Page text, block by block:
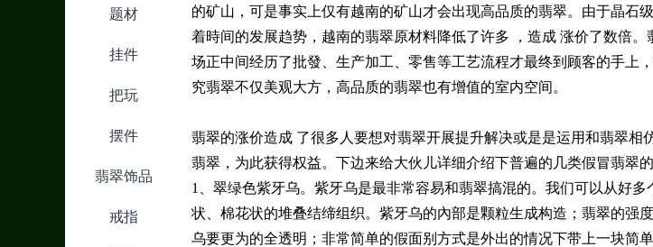
题材
挂件
把玩
摆件
翡翠饰品
戒指
的矿山，可是事实上仅有越南的矿山才会出现高品质的翡翠。由于晶石
着時间的发展趋势，越南的翡翠原材料降低了许多 ，造成 涨价了数倍
场正中间经历了批發、生产加工、零售等工艺流程才最终到顾客的手上
究翡翠不仅美观大方，高品质的翡翠也有增值的室内空间。
翡翠的涨价造成 了很多人要想对翡翠开展提升解决或是是运用和翡翠相
翡翠，为此获得权益。下边来给大伙儿详细介绍下普遍的几类假冒翡翠的
1、翠绿色紫牙乌。紫牙乌是最非常容易和翡翠搞混的。我们可以从好
状、棉花状的堆叠结缔组织。紫牙乌的內部是颗粒生成构造；翡翠的强
乌要更为的全透明；非常简单的假面别方式是外出的情况下带上一块简